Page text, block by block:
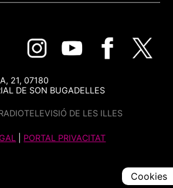
21, 07180
DE SON BUGADELLES
DE LES ILLES
PORTAL PRIVACITAT
Cookies